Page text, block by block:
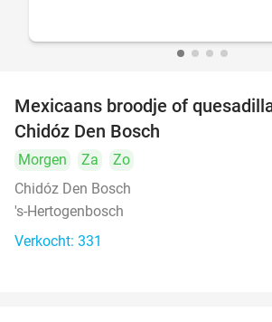
Mexicaans broodje of
Chidóz Den Bosch
Morgen Za
Zo
Chidóz Den Bosch
's-Hertogenbosch
Verkocht: 331